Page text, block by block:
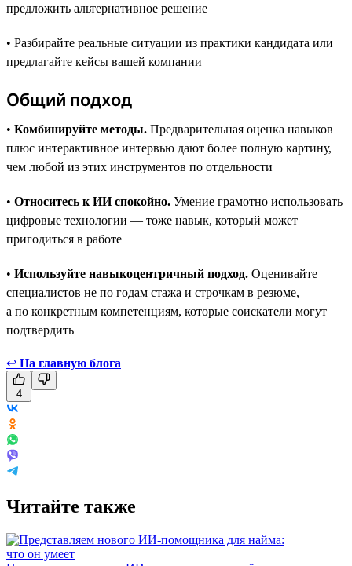
предложить альтернативное решение
• Разбирайте реальные ситуации из практики кандидата или
предлагайте кейсы вашей компании
Общий подход
• Комбинируйте методы. Предварительная оценка навыков
плюс интерактивное интервью дают более полную картину,
чем любой из этих инструментов по отдельности
• Относитесь к ИИ спокойно. Умение грамотно использовать
цифровые технологии — тоже навык, который может
пригодиться в работе
• Используйте навыкоцентричный подход. Оценивайте
специалистов не по годам стажа и строчкам в резюме,
а по конкретным компетенциям, которые соискатели могут
подтвердить
↩ На главную блога
4
Читайте также